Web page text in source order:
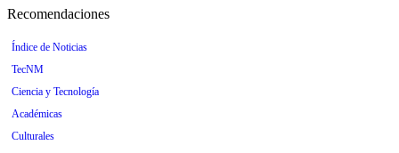
Recomendaciones
Índice de Noticias
TecNM
Ciencia y Tecnología
Académicas
Culturales